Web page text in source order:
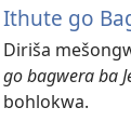
Ithute go
Diriša
go bagwera ba
bohlokwa.